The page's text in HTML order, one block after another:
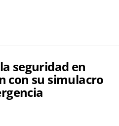
seguridad en
con su simulacro